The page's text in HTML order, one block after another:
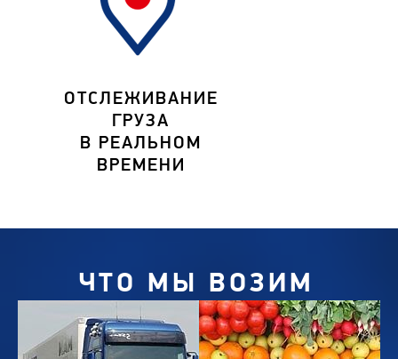
ОТСЛЕЖИВАНИЕ
ГРУЗА
В РЕАЛЬНОМ
ВРЕМЕНИ
ЧТО МЫ ВОЗИМ